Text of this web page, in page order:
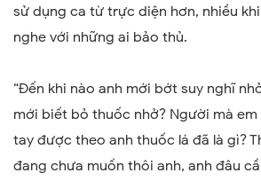
sử dụng ca từ trực diện hơn, nhiều
nghe với những ai bảo thủ.
“Đến khi nào anh mới bớt suy nghĩ
mới biết bỏ thuốc nhở? Người mà em
tay được theo anh thuốc lá đã là gì?
đang chưa muốn thôi anh, anh đâu